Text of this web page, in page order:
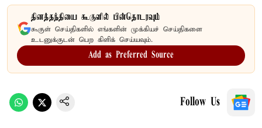
தினத்தந்தியை கூகுளில் பின்தொடரவும்
கூகுள் செய்திகளில் எங்களின் முக்கியச் செய்திகளை
உடனுக்குடன் பெற கிளிக் செய்யவும்.
Add as Preferred Source
Follow Us